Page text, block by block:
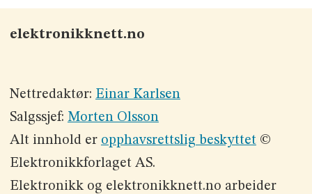
elektronikknett.no
Nettredaktør: Einar Karlsen
Salgssjef: Morten Olsson
Alt innhold er opphavsrettslig beskyttet©
Elektronikkforlaget AS.
Elektronikk og elektronikknett.no arbeider